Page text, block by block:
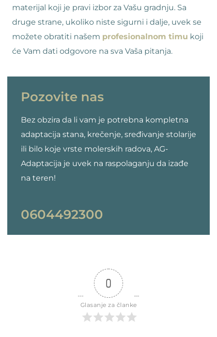
materijal koji je pravi izbor za Vašu gradnju. Sa
druge strane, ukoliko niste sigurni i dalje, uvek se
možete obratiti našem profesionalnom timu koji
će Vam dati odgovore na sva Vaša pitanja.
Pozovite nas
Bez obzira da li vam je potrebna kompletna
adaptacija stana, krečenje, sređivanje stolarije
ili bilo koje vrste molerskih radova, AG-
Adaptacija je uvek na raspolaganju da izađe
na teren!
0604492300
0
Glasanje za članke